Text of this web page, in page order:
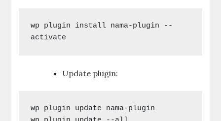
wp plugin install nama-plugin --
Update plugin:
wp plugin update nama-plugin